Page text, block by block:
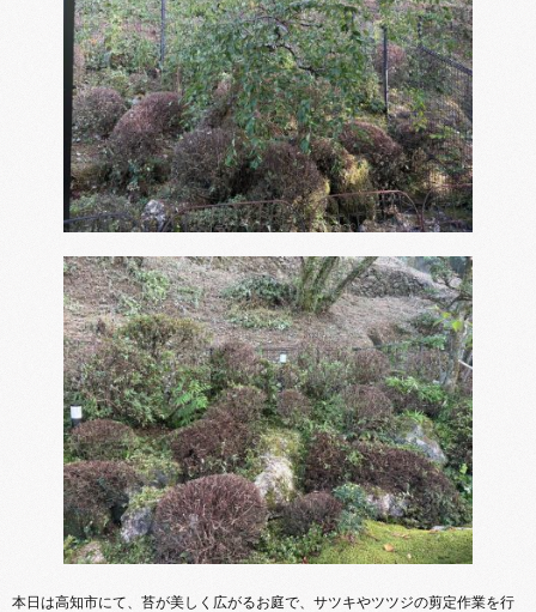
本日は高知市にて、苔が美しく広がるお庭で、サツキやツツジの剪定作業を行